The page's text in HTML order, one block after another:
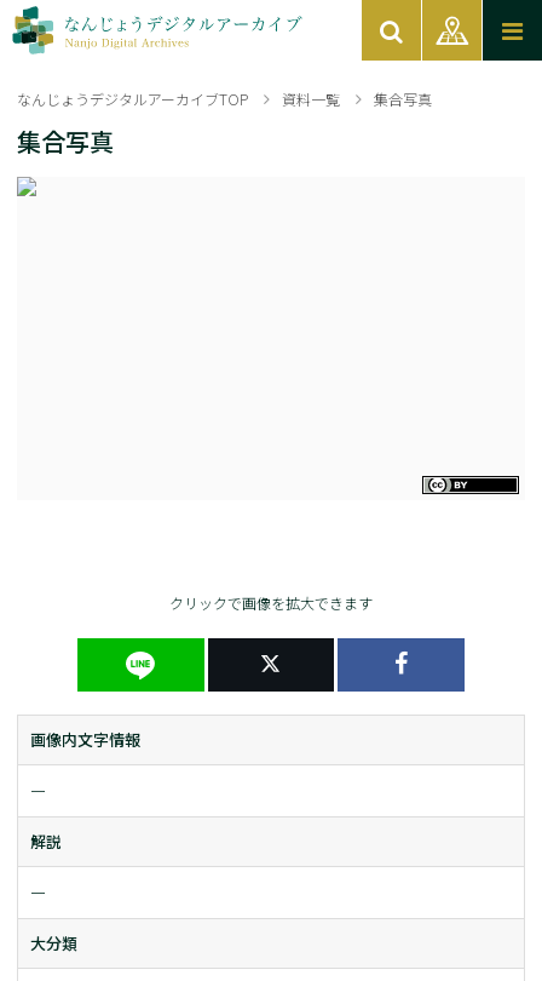
なんじょうデジタルアーカイブTOP 資料一覧 集合写真
集合写真
クリックで画像を拡大できます
画像内文字情報
ー
解説
ー
大分類